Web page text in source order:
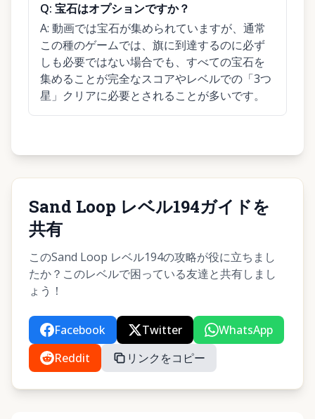
Q: 宝石はオプションですか？
A: 動画では宝石が集められていますが、通常
この種のゲームでは、旗に到達するのに必ず
しも必要ではない場合でも、すべての宝石を
集めることが完全なスコアやレベルでの「3つ
星」クリアに必要とされることが多いです。
Sand Loop レベル194ガイドを
共有
このSand Loop レベル194の攻略が役に立ちまし
たか？このレベルで困っている友達と共有しまし
ょう！
Facebook Twitter
WhatsApp
Reddit
リンクをコピー